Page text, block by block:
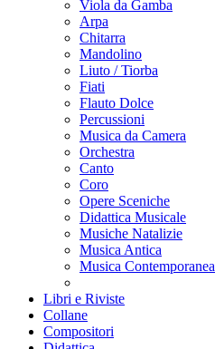
Viola da Gamba
Arpa
Chitarra
Mandolino
Liuto / Tiorba
Fiati
Flauto Dolce
Percussioni
Musica da Camera
Orchestra
Canto
Coro
Opere Sceniche
Didattica Musicale
Musiche Natalizie
Musica Antica
Musica Contemporanea
Libri e Riviste
Collane
Compositori